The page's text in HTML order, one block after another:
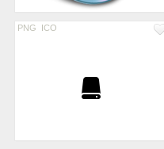
PNG ICO